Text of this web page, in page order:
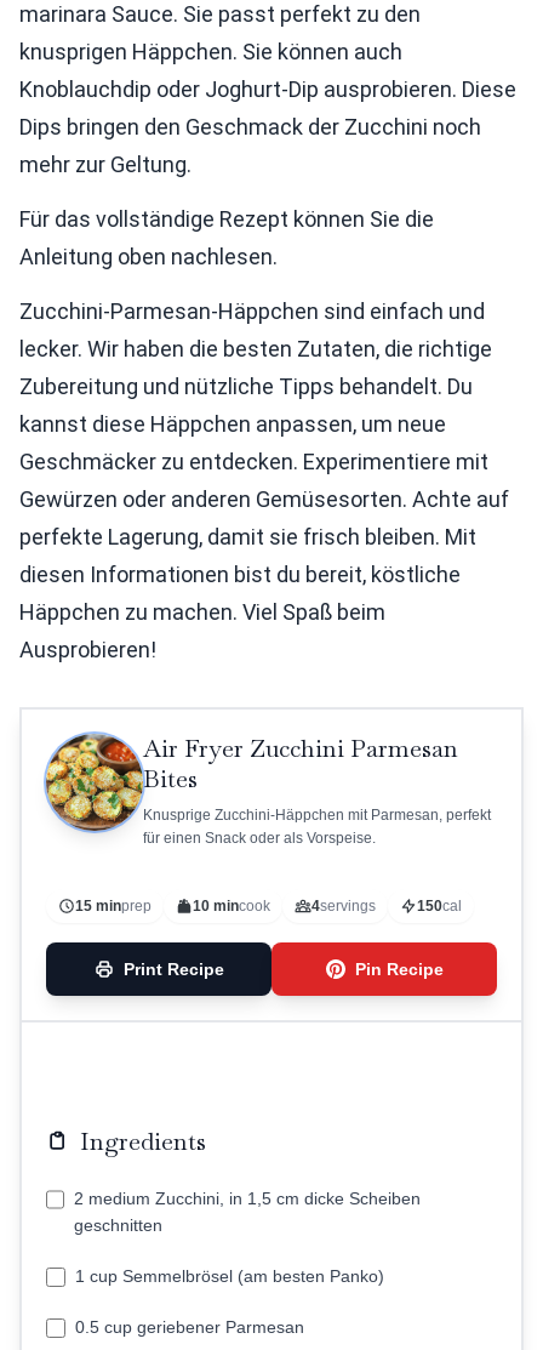
marinara Sauce. Sie passt perfekt zu den
knusprigen Häppchen. Sie können auch
Knoblauchdip oder Joghurt-Dip ausprobieren. Diese
Dips bringen den Geschmack der Zucchini noch
mehr zur Geltung.
Für das vollständige Rezept können Sie die
Anleitung oben nachlesen.
Zucchini-Parmesan-Häppchen sind einfach und
lecker. Wir haben die besten Zutaten, die richtige
Zubereitung und nützliche Tipps behandelt. Du
kannst diese Häppchen anpassen, um neue
Geschmäcker zu entdecken. Experimentiere mit
Gewürzen oder anderen Gemüsesorten. Achte auf
perfekte Lagerung, damit sie frisch bleiben. Mit
diesen Informationen bist du bereit, köstliche
Häppchen zu machen. Viel Spaß beim
Ausprobieren!
Air Fryer Zucchini Parmesan
Bites
Knusprige Zucchini-Häppchen mit Parmesan, perfekt
für einen Snack oder als Vorspeise.
15 minprep 10 mincook 4servings 150cal
Print Recipe Pin Recipe
Ingredients
2 medium Zucchini, in 1,5 cm dicke Scheiben
geschnitten
1 cup Semmelbrösel (am besten Panko)
0.5 cup geriebener Parmesan